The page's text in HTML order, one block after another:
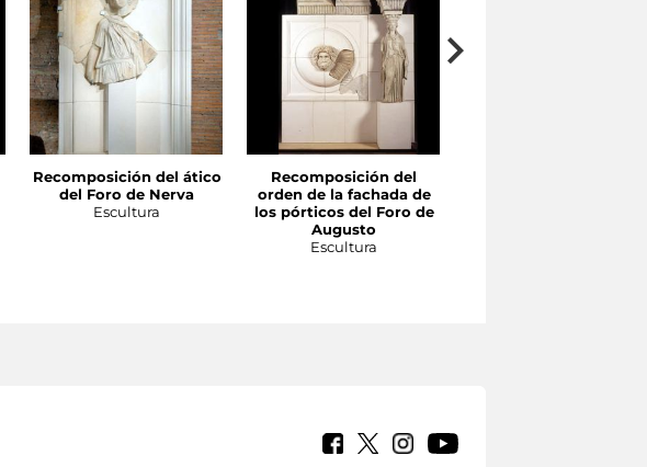
Recomposición del ático
del Foro de Nerva
Escultura
Recomposición del
orden de la fachada de
los pórticos del Foro de
Augusto
Escultura